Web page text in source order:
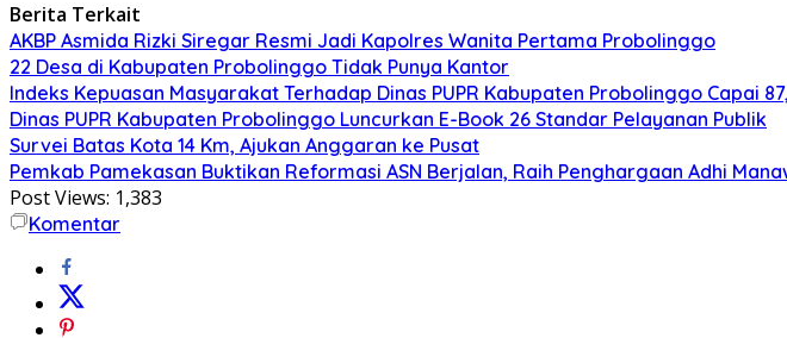
Berita Terkait
AKBP Asmida Rizki Siregar Resmi Jadi Kapolres Wanita Pertama Probolinggo
22 Desa di Kabupaten Probolinggo Tidak Punya Kantor
Indeks Kepuasan Masyarakat Terhadap Dinas PUPR Kabupaten Probolinggo Capai
Dinas PUPR Kabupaten Probolinggo Luncurkan E-Book 26 Standar Pelayanan Publik
Survei Batas Kota 14 Km, Ajukan Anggaran ke Pusat
Pemkab Pamekasan Buktikan Reformasi ASN Berjalan, Raih Penghargaan Adhi
Post Views: 1,383
Komentar